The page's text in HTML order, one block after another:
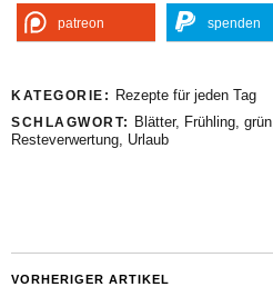
patreon spenden
KATEGORIE: Rezepte für jeden Tag
SCHLAGWORT: Blätter, Frühling grün
Resteverwertung Urlaub
VORHERIGER ARTIKEL